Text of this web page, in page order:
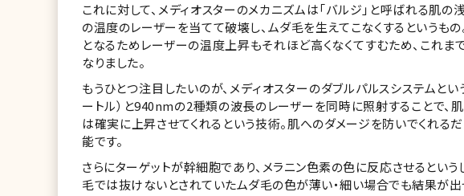
これに対して、メディオスターのメカニズムは「バルジ」と呼ばれる肌
の温度のレーザーを当てて破壊し、ムダ毛を生えてこなくするというも
となるためレーザーの温度上昇もそれほど高くなくてすむため、これま
なりました。
もうひとつ注目したいのが、メディオスターのダブルパルスシステムと
ートル）と940nmの2種類の波長のレーザーを同時に照射することで、
は確実に上昇させてくれるという技術。肌へのダメージを防いでくれる
能です。
さらにターゲットが幹細胞であり、メラニン色素の色に反応させるとい
毛では抜けないとされていたムダ毛の色が薄い・細い場合でも結果が出